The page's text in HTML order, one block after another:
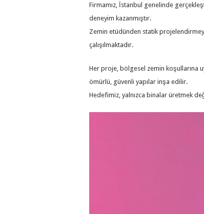
Firmamız, İstanbul genelinde
deneyim kazanmıştır.
Zemin etüdünden statik
çalışılmaktadır.
Her proje, bölgesel zemin koşullarına
ömürlü, güvenli yapılar inşa edilir.
Hedefimiz, yalnızca binalar üretmek